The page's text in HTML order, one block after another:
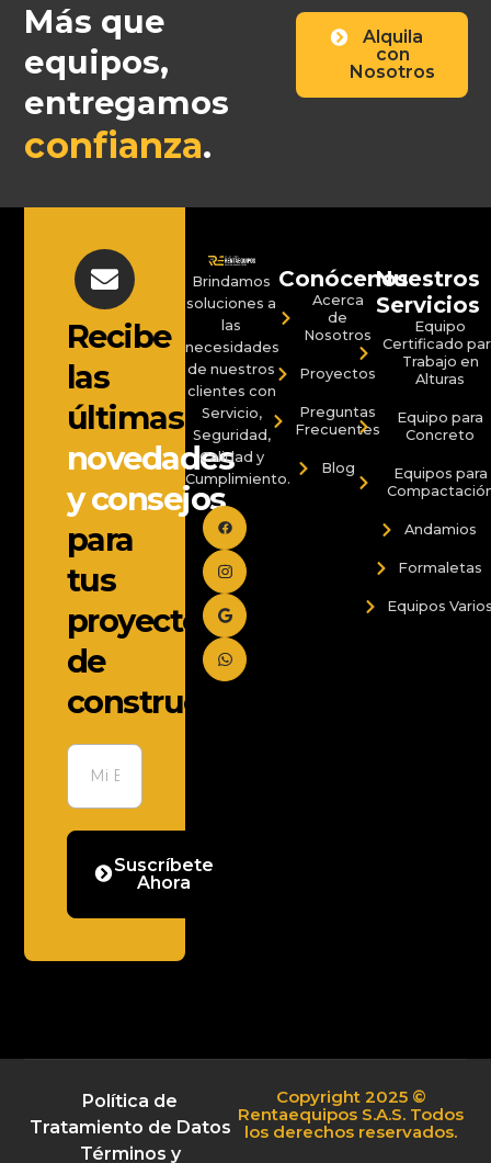
Más que
equipos,
entregamos
confianza.
Alquila
con
Nosotros
Recibe
las
últimas
novedades
y consejos
para
tus
proyectos
de
construcción
Suscríbete
Ahora
Brindamos
soluciones a
las
necesidades
de nuestros
clientes con
Servicio,
Seguridad,
Calidad y
Cumplimiento.
Conócenos
Acerca
de
Nosotros
Proyectos
Preguntas
Frecuentes
Blog
Nuestros
Servicios
Equipo
Certificado
Trabajo en
Alturas
Equipo para
Concreto
Equipos para
Andamios
Formaletas
Equipos
Política de
Tratamiento de Datos
Términos y
Copyright 2025 ©
Rentaequipos S.A.S. Todos
los derechos reservados.